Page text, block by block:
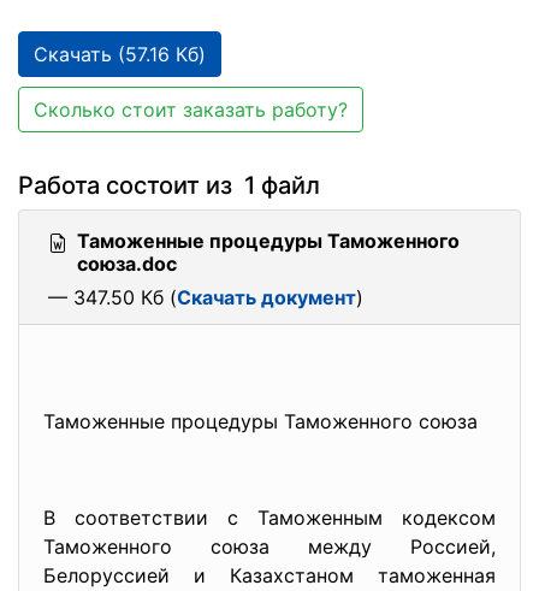
Скачать (57.16 Кб)
Сколько стоит заказать работу?
Работа состоит из 1 файл
Таможенные процедуры Таможенного
союза.doc
— 347.50 Кб (Скачать документ)
Таможенные процедуры Таможенного союза
В соответствии с Таможенным кодексом
Таможенного союза между Россией,
Белоруссией и Казахстаном таможенная